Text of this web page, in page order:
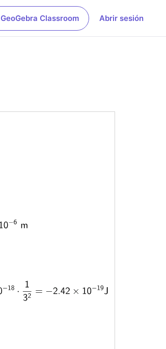
GeoGebra Classroom Abrir sesión